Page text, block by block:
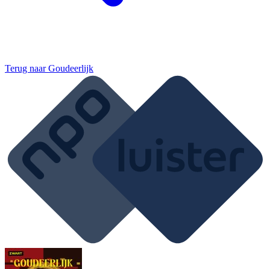
Terug naarGoudeerlijk